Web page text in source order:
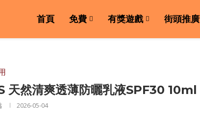
首頁 免費 有獎遊戲 街頭推廣
天然清爽透薄防曬乳液SPF30 10ml
2026-05-04